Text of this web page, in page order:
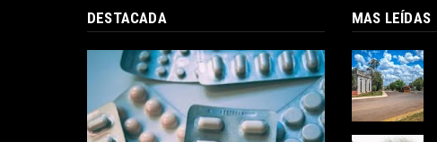
DESTACADA MAS LEÍDAS